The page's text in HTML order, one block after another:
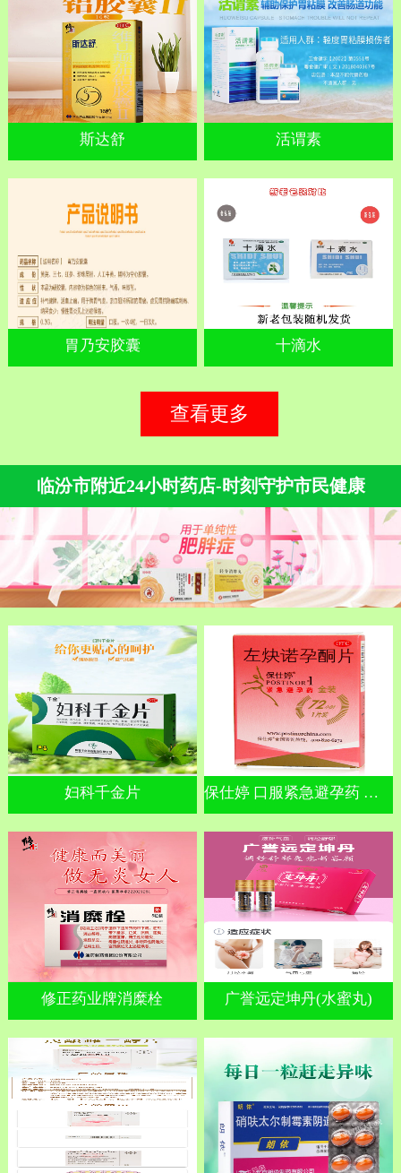
斯达舒 活谓素
胃乃安胶囊 十滴水
查看更多
临汾市附近24小时药店-时刻守护市民健康
妇科千金片 保仕婷 口服紧急避孕药 左炔诺孕酮片
修正药业牌消糜栓 广誉远定坤丹(水蜜丸)